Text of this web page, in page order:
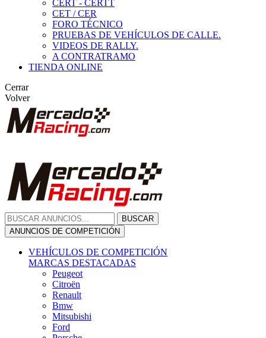
CERT - CERTT
CET / CER
FORO TÉCNICO
PRUEBAS DE VEHÍCULOS DE CALLE.
VIDEOS DE RALLY.
A CONTRATRAMO
TIENDA ONLINE
Cerrar
Volver
BUSCAR
ANUNCIOS DE COMPETICIÓN
VEHÍCULOS DE COMPETICIÓN
MARCAS DESTACADAS
Peugeot
Citroën
Renault
Bmw
Mitsubishi
Ford
Porsche
Skoda